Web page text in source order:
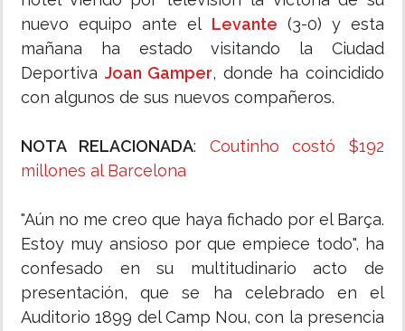
nuevo equipo ante el Levante (3-0) y esta
mañana ha estado visitando la Ciudad
Deportiva Joan Gamper, donde ha coincidido
con algunos de sus nuevos compañeros.
NOTA RELACIONADA: Coutinho costó $192
millones al Barcelona
"Aún no me creo que haya fichado por el Barça.
Estoy muy ansioso por que empiece todo", ha
confesado en su multitudinario acto de
presentación, que se ha celebrado en el
Auditorio 1899 del Camp Nou, con la presencia